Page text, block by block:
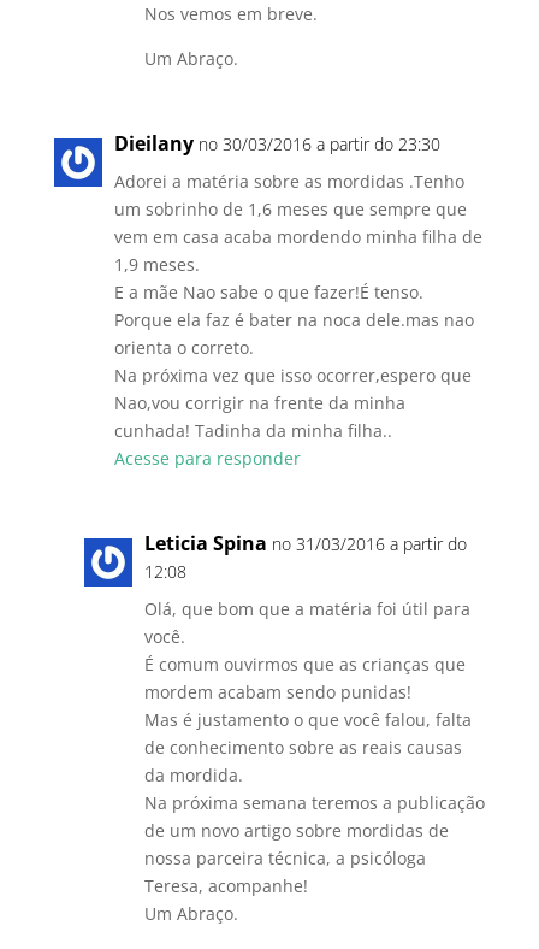
Nos vemos em breve.
Um Abraço.
Dieilany no 30/03/2016 a partir do 23:30
Adorei a matéria sobre as mordidas .Tenho
um sobrinho de 1,6 meses que sempre que
vem em casa acaba mordendo minha filha de
1,9 meses.
E a mãe Nao sabe o que fazer!É tenso.
Porque ela faz é bater na noca dele.mas nao
orienta o correto.
Na próxima vez que isso ocorrer,espero que
Nao,vou corrigir na frente da minha
cunhada! Tadinha da minha filha..
Acesse para responder
Leticia Spina no 31/03/2016 a partir do
12:08
Olá, que bom que a matéria foi útil para
você.
É comum ouvirmos que as crianças que
mordem acabam sendo punidas!
Mas é justamento o que você falou, falta
de conhecimento sobre as reais causas
da mordida.
Na próxima semana teremos a publicação
de um novo artigo sobre mordidas de
nossa parceira técnica, a psicóloga
Teresa, acompanhe!
Um Abraço.